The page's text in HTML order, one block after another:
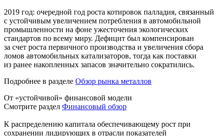
2019 год: очередной год роста котировок палладия, связанный
с устойчивым увеличением потребления в автомобильной
промышленности на фоне ужесточения экологических
стандартов по всему миру. Дефицит был компенсирован
за счет роста первичного производства и увеличения сбора
ломов автомобильных катализаторов, тогда как поставки
из ранее накопленных запасов значительно сократились.
Подробнее в разделе Обзор рынка металлов
От «устойчивой» финансовой модели
Смотрите раздел Финансовый обзор
К распределению капитала обеспечивающему рост при
сохранении лидирующих в отрасли показателей